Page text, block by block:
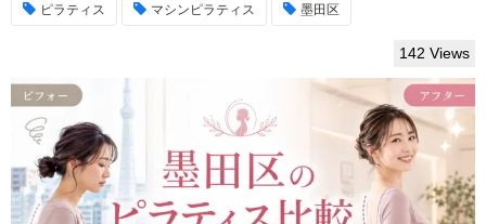
ピラティス マシンピラティス 墨田区
142 Views